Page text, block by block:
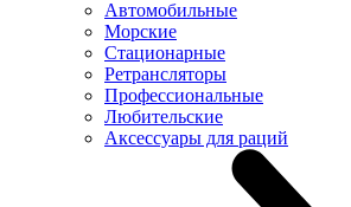
Автомобильные
Морские
Стационарные
Ретрансляторы
Профессиональные
Любительские
Аксессуары для раций